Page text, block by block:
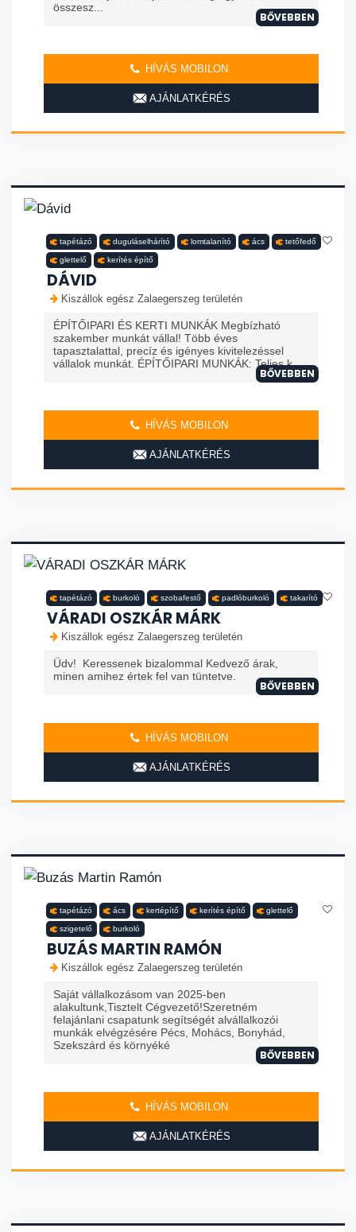
összesz...
BŐVEBBEN
HÍVÁS MOBILON
AJÁNLATKÉRÉS
tapétázó duguláselhárító lomtalanító ács tetőfedő
glettelő kerítés építő
DÁVID
Kiszállok egész Zalaegerszeg területén
ÉPÍTŐIPARI ÉS KERTI MUNKÁK Megbízható
szakember munkát vállal! Több éves
tapasztalattal, precíz és igényes kivitelezéssel
vállalok munkát. ÉPÍTŐIPARI MUNKÁK: Teljes k...
BŐVEBBEN
HÍVÁS MOBILON
AJÁNLATKÉRÉS
tapétázó burkoló szobafestő padlóburkoló takarító
VÁRADI OSZKÁR MÁRK
Kiszállok egész Zalaegerszeg területén
Üdv! Keressenek bizalommal Kedvező árak,
minen amihez értek fel van tüntetve.
BŐVEBBEN
HÍVÁS MOBILON
AJÁNLATKÉRÉS
tapétázó ács kertépítő kerítés építő glettelő
szigetelő burkoló
BUZÁS MARTIN RAMÓN
Kiszállok egész Zalaegerszeg területén
Saját vállalkozásom van 2025-ben
alakultunk,Tisztelt Cégvezető!Szeretném
felajánlani csapatunk segítségét alvállalkozói
munkák elvégzésére Pécs, Mohács, Bonyhád,
Szekszárd és környéké
BŐVEBBEN
HÍVÁS MOBILON
AJÁNLATKÉRÉS